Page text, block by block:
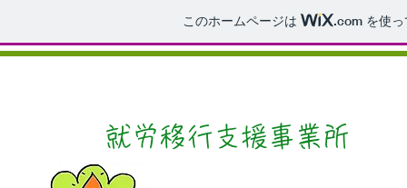
このホームページは .comを使っ
就労移行支援事業所